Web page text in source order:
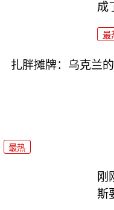
成
最
扎胖摊牌：乌克兰
最热
刚
斯